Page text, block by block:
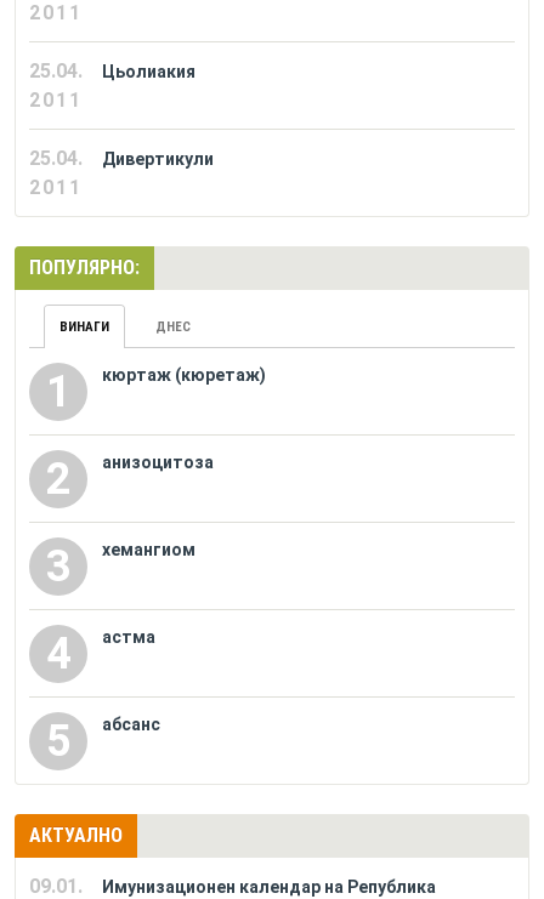
2011
25.04.
2011
Цьолиакия
25.04.
2011
Дивертикули
ПОПУЛЯРНО:
ВИНАГИ ДНЕС
1 кюртаж (кюретаж)
2 анизоцитоза
3 хемангиом
4 астма
5 абсанс
АКТУАЛНО
09.01.
Имунизационен календар на Република